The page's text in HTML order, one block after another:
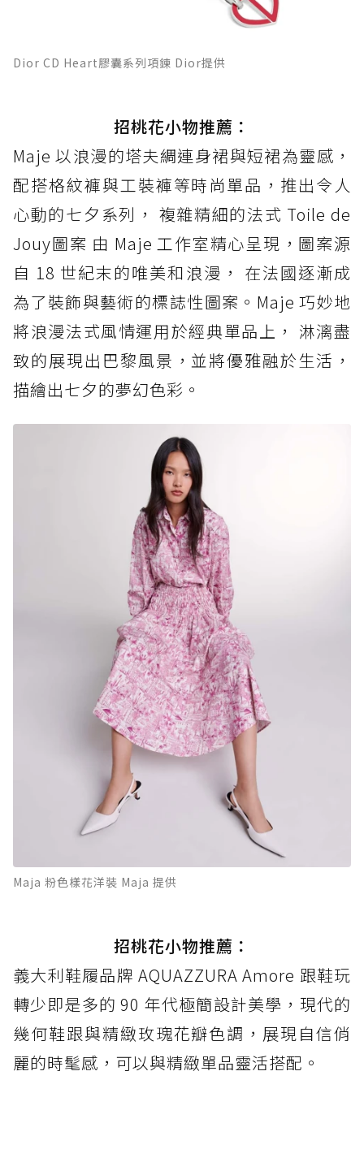
Dior CD Heart膠囊系列項鍊 Dior提供
招桃花小物推薦：
Maje 以浪漫的塔夫綢連身裙與短裙為靈感，
配搭格紋褲與工裝褲等時尚單品，推出令人
心動的七夕系列， 複雜精細的法式 Toile de
Jouy圖案 由 Maje 工作室精心呈現，圖案源
自 18 世紀末的唯美和浪漫， 在法國逐漸成
為了裝飾與藝術的標誌性圖案。Maje 巧妙地
將浪漫法式風情運用於經典單品上， 淋漓盡
致的展現出巴黎風景，並將優雅融於生活，
描繪出七夕的夢幻色彩。
Maja 粉色樣花洋裝 Maja 提供
招桃花小物推薦：
義大利鞋履品牌 AQUAZZURA Amore 跟鞋玩
轉少即是多的 90 年代極簡設計美學，現代的
幾何鞋跟與精緻玫瑰花瓣色調，展現自信俏
麗的時髦感，可以與精緻單品靈活搭配。